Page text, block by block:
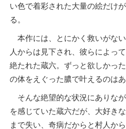
い色で着彩された大量の絵だけ
る。
本作には、とにかく救いがな
人からは見下され、彼らによっ
絶たれた蔵六。ずっと欲しかっ
の体をえぐった膿で叶えるのはあ
そんな絶望的な状況にありな
を感じていた蔵六だが、大好き
まで失い、奇病だからと村人か